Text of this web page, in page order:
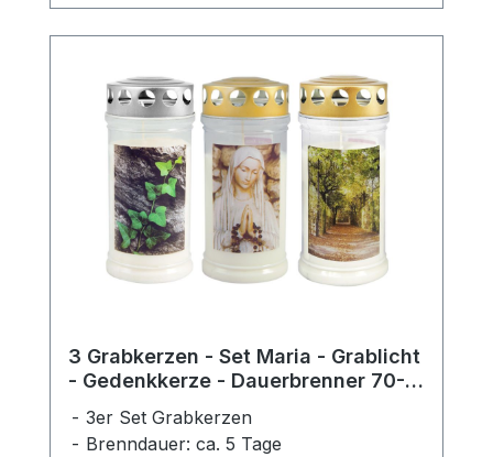
3 Grabkerzen - Set Maria - Grablicht
- Gedenkkerze - Dauerbrenner 70-
3er Set Grabkerzen
Brenndauer: ca. 5 Tage